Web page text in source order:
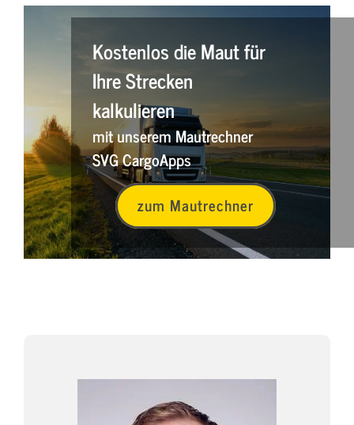
Kostenlos die Maut für
Ihre Strecken
kalkulieren
mit unserem Mautrechner
SVG CargoApps
zum Mautrechner